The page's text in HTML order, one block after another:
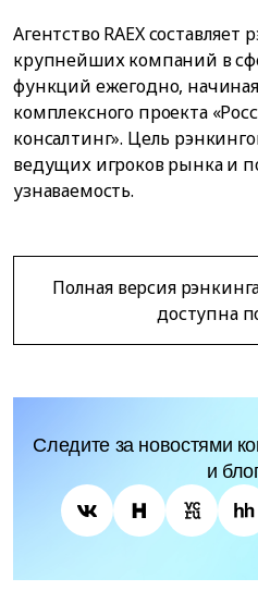
Агентство RAEX
крупнейших компаний в
функций ежегодно, начиная
комплексного проекта
консалтинг». Цель
ведущих игроков рынка и
узнаваемость.
Полная версия
доступна
Следите за новостями
и